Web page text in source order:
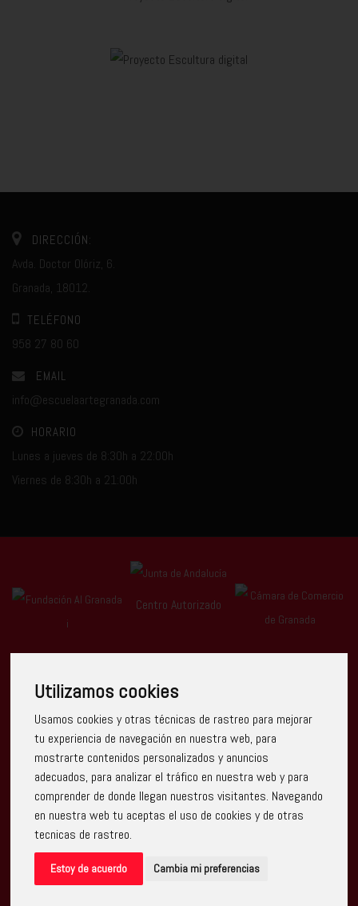
Utilizamos cookies
Usamos cookies y otras técnicas de rastreo para mejorar
tu experiencia de navegación en nuestra web, para
mostrarte contenidos personalizados y anuncios
adecuados, para analizar el tráfico en nuestra web y para
comprender de donde llegan nuestros visitantes. Navegando
en nuestra web tu aceptas el uso de cookies y de otras
tecnicas de rastreo.
Estoy de acuerdo Cambia mi preferencias
DIRECCIÓN:
Avda. Doctor Olóriz, 6.
Granada, 18012.
TELÉFONO
958 27 80 60
EMAIL
info@escuelaartegranada.com
HORARIO
Lunes a jueves de 8:30h a 22:00h
Viernes de 8:30h a 21:00h
Centro Autorizado
Escuela Arte Granada ha recibido una ayuda de la Unión
Europea con cargo al Programa Operativo FEDER de Andalucía
2014-2020, financiada como parte de la respuesta de la Unión
a la pandemia de COVID-19 (REACT-UE), para compensar el
sobrecoste energético de gas natural y/o electricidad a pymes
y autónomos especialmente afectados por el incremento de
los precios del gas natural y la electricidad provocados por el
impacto de la guerra de agresión de Rusia contra Ucrania.